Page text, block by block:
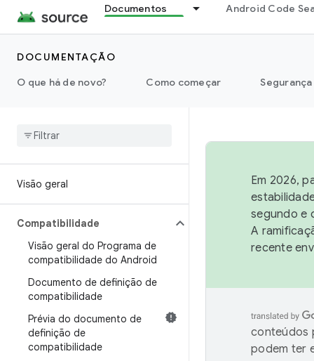
Documentos Android Code
DOCUMENTAÇÃO
O que há de novo?
Como começar Segurança
Visão geral
Compatibilidade
Visão geral do Programa de
compatibilidade do Android
Documento de definição de
compatibilidade
Prévia do documento de
definição de
compatibilidade
Em 2026,
segundo e
A
recente
conteúdos
podem ter